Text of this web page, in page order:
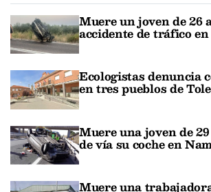
Muere un joven de 26
accidente de tráfico
Ecologistas denuncia
en tres pueblos de
Muere una joven de
de vía su coche en
Muere una